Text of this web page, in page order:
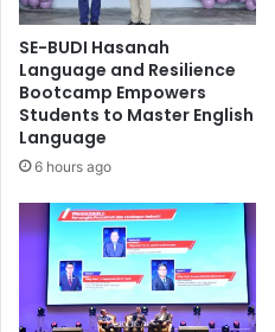
SE-BUDI Hasanah
Language and Resilience
Bootcamp Empowers
Students to Master English
Language
6 hours ago